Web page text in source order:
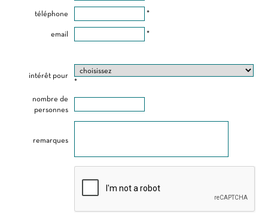
téléphone *
email *
intérêt pour
*
nombre de
personnes
remarques